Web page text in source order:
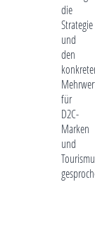
die
Strategie
und
den
für
D2C-
Marken
und